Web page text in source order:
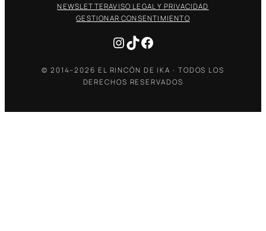
NEWSLETTERAVISO LEGAL Y PRIVACIDAD
GESTIONAR CONSENTIMIENTO
Instagram
TikTokFacebook
© 2014–2026 EL RINCÓN DE IKA · TODOS LOS
DERECHOS RESERVADOS